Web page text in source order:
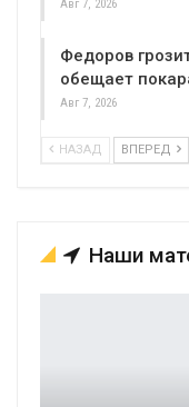
Авг 7, 2026
Федоров
обещает
Авг 7, 2026
НАЗАД ВПЕРЕД
Наши